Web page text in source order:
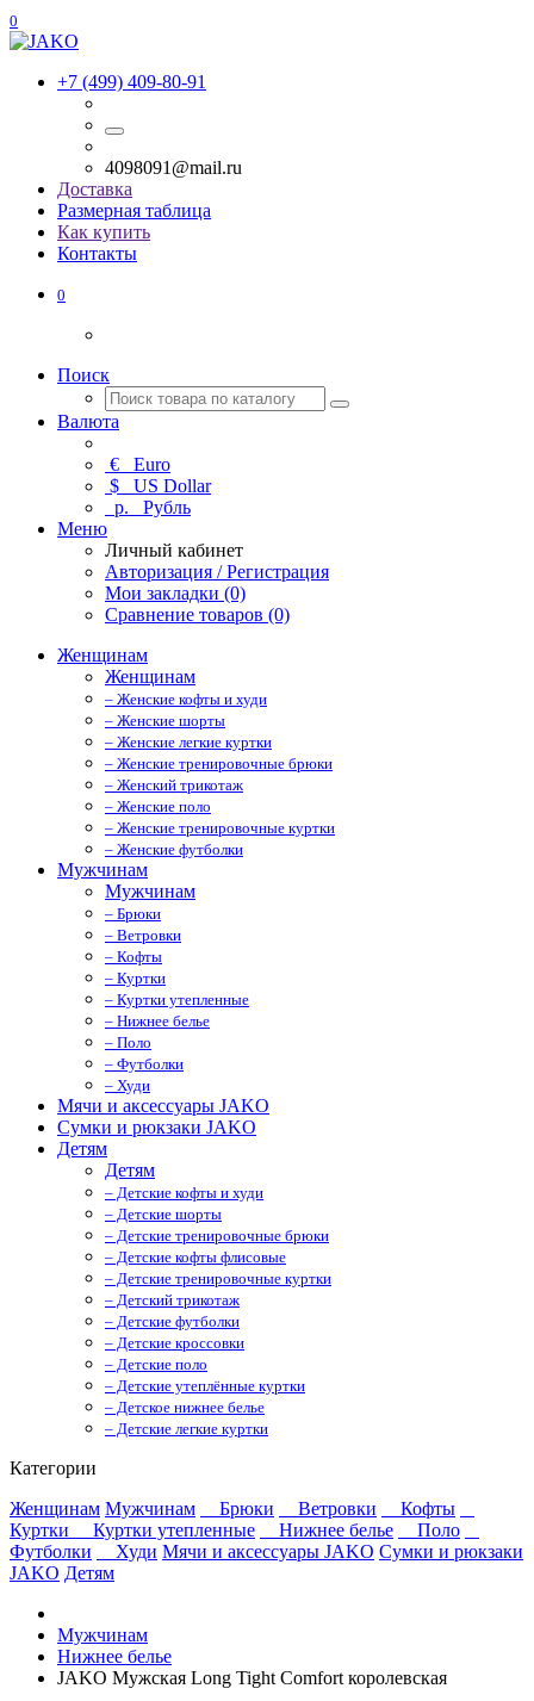
0
+7 (499) 409-80-91
4098091@mail.ru
Доставка
Размерная таблица
Как купить
Контакты
0
Поиск
Валюта
€ Euro
$ US Dollar
р. Рубль
Меню
Личный кабинет
Авторизация / Регистрация
Мои закладки (0)
Сравнение товаров (0)
Женщинам
Женщинам
– Женские кофты и худи
– Женские шорты
– Женские легкие куртки
– Женские тренировочные брюки
– Женский трикотаж
– Женские поло
– Женские тренировочные куртки
– Женские футболки
Мужчинам
Мужчинам
– Брюки
– Ветровки
– Кофты
– Куртки
– Куртки утепленные
– Нижнее белье
– Поло
– Футболки
– Худи
Мячи и аксессуары JAKO
Сумки и рюкзаки JAKO
Детям
Детям
– Детские кофты и худи
– Детские шорты
– Детские тренировочные брюки
– Детские кофты флисовые
– Детские тренировочные куртки
– Детский трикотаж
– Детские футболки
– Детские кроссовки
– Детские поло
– Детские утеплённые куртки
– Детское нижнее белье
– Детские легкие куртки
Категории
Женщинам Мужчинам Брюки Ветровки
Кофты
Куртки
Куртки утепленные Нижнее белье
Поло
Футболки
Худи Мячи и аксессуары JAKO Сумки и рюкзаки
JAKO Детям
Мужчинам
Нижнее белье
JAKO Мужская Long Tight Comfort королевская